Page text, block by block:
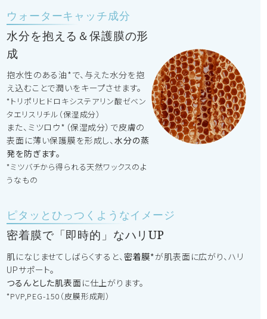
ウォーターキャッチ成分
水分を抱える＆保護膜の形
成
抱水性のある油*で、与えた水分を抱
え込むことで潤いをキープさせます。
*トリポリヒドロキシステアリン酸ゼベン
タエリスリチル（保湿成分）
また、ミツロウ*（保湿成分）で皮膚の
表面に薄い保護膜を形成し、水分の蒸
発を防ぎます。
*ミツバチから得られる天然ワックスのよ
うなもの
ピタッとひっつくようなイメージ
密着膜で「即時的」なハリUP
肌になじませてしばらくすると、 密着膜*が肌表面に広がり、ハリ
UPサポート。
つるんとした肌表面に仕上がります。
*PVP,PEG-150（皮膜形成剤）